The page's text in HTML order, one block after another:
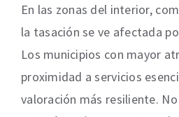
En las zonas del interior,
la tasación se ve afectada
Los municipios con mayor
proximidad a servicios
valoración más resiliente.